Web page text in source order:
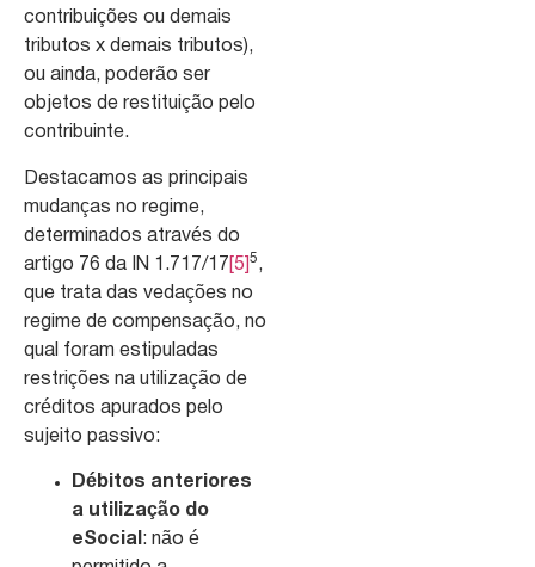
contribuições ou demais
tributos x demais tributos),
ou ainda, poderão ser
objetos de restituição pelo
contribuinte.
Destacamos as principais
mudanças no regime,
determinados através do
artigo 76 da IN 1.717/17 [5] 5,
que trata das vedações no
regime de compensação, no
qual foram estipuladas
restrições na utilização de
créditos apurados pelo
sujeito passivo:
Débitos anteriores
a utilização do
eSocial : não é